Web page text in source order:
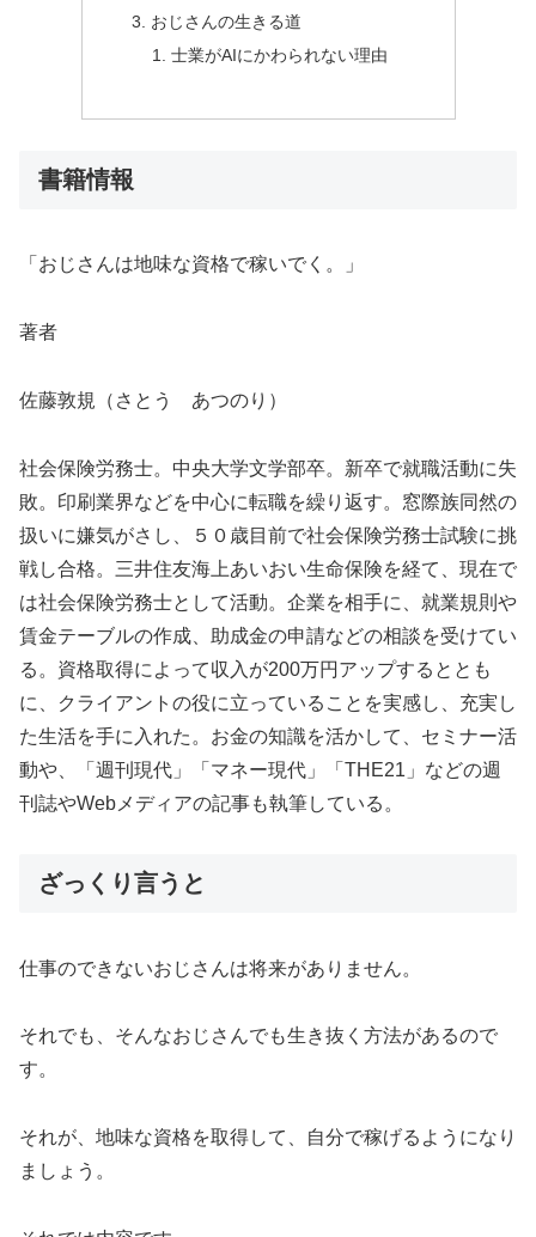
おじさんの生きる道
士業がAIにかわられない理由
書籍情報
「おじさんは地味な資格で稼いでく。」
著者
佐藤敦規（さとう あつのり）
社会保険労務士。中央大学文学部卒。新卒で就職活動に失
敗。印刷業界などを中心に転職を繰り返す。窓際族同然の
扱いに嫌気がさし、５０歳目前で社会保険労務士試験に挑
戦し合格。三井住友海上あいおい生命保険を経て、現在で
は社会保険労務士として活動。企業を相手に、就業規則や
賃金テーブルの作成、助成金の申請などの相談を受けてい
る。資格取得によって収入が200万円アップするととも
に、クライアントの役に立っていることを実感し、充実し
た生活を手に入れた。お金の知識を活かして、セミナー活
動や、「週刊現代」「マネー現代」「THE21」などの週
刊誌やWebメディアの記事も執筆している。
ざっくり言うと
仕事のできないおじさんは将来がありません。
それでも、そんなおじさんでも生き抜く方法があるので
す。
それが、地味な資格を取得して、自分で稼げるようになり
ましょう。